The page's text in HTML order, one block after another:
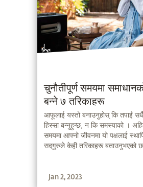
चुनाैतीपूर्ण समयमा
बन्ने ७ तरिकाहरू
आफूलाई यस्तो बनाउनुहोस् कि तपाईं
हिस्सा बन्नुहुन्छ, न कि समस्याको ।
समयमा आफ्नो जीवनमा यो पक्षलाई
सद्‌गुरुले केही तरिकाहरू बताउनुभएको
Jan 2, 2023